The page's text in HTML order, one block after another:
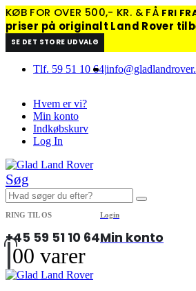
KØB FOR OVER 500,- KR. & FÅ FRI
priser på originalt Land Rover
SE DET STORE UDVALG
Tlf. 59 51 10 64|
Hvem er vi?
Min konto
Indkøbskurv
Log In
Søg
RING TIL OS
+45 59 51 10 64
Login
Min konto
00 varer